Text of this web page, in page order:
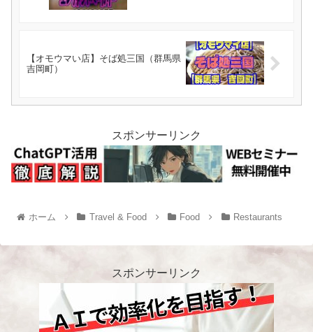
【オモウマい店】そば処三国（群馬県
吉岡町）
スポンサーリンク
ホーム Travel & Food Food Restaurants
スポンサーリンク